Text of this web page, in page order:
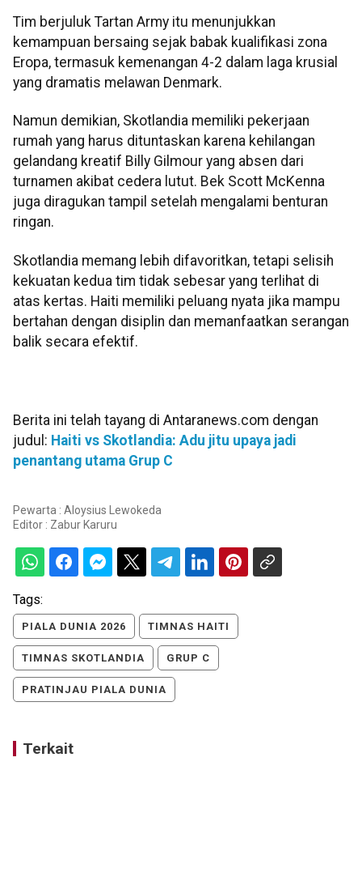
Tim berjuluk Tartan Army itu menunjukkan
kemampuan bersaing sejak babak kualifikasi zona
Eropa, termasuk kemenangan 4-2 dalam laga krusial
yang dramatis melawan Denmark.
Namun demikian, Skotlandia memiliki pekerjaan
rumah yang harus dituntaskan karena kehilangan
gelandang kreatif Billy Gilmour yang absen dari
turnamen akibat cedera lutut. Bek Scott McKenna
juga diragukan tampil setelah mengalami benturan
ringan.
Skotlandia memang lebih difavoritkan, tetapi selisih
kekuatan kedua tim tidak sebesar yang terlihat di
atas kertas. Haiti memiliki peluang nyata jika mampu
bertahan dengan disiplin dan memanfaatkan serangan
balik secara efektif.
Berita ini telah tayang di Antaranews.com dengan
judul: Haiti vs Skotlandia: Adu jitu upaya jadi
penantang utama Grup C
Pewarta : Aloysius Lewokeda
Editor : Zabur Karuru
Tags:
PIALA DUNIA 2026 TIMNAS HAITI
TIMNAS SKOTLANDIA GRUP C
PRATINJAU PIALA DUNIA
Terkait